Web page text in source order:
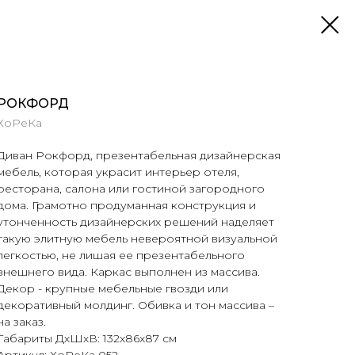
Рокфорд, презентабельная дизайнерская
которая украсит интерьер отеля,
салона или гостиной загородного
Грамотно продуманная конструкция и
дизайнерских решений наделяет
элитную мебель невероятной визуальной
не лишая ее презентабельного
вида. Каркас выполнен из массива.
- крупные мебельные гвозди или
молдинг. Обивка и тон массива –
заказ.
ДхШхВ: 132х86х87 см